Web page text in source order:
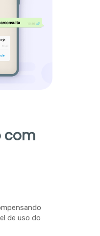
com
de uso do